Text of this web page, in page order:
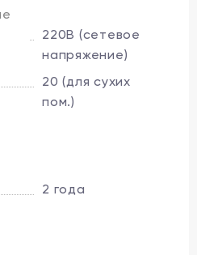
220В (сетевое
напряжение)
20 (для сухих
пом.)
2 года